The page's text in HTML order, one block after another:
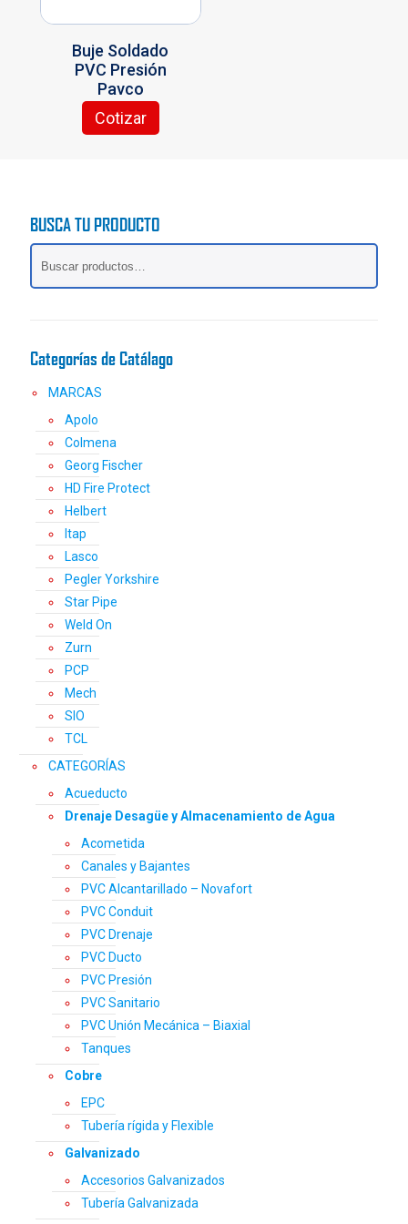
página
de
producto
Buje Soldado
PVC Presión
Pavco
Cotizar
Este
Las
opciones
página
producto
BUSCA TU PRODUCTO
Categorías de Catálago
MARCAS
Apolo
Colmena
Georg Fischer
HD Fire Protect
Helbert
Itap
Lasco
Pegler Yorkshire
Star Pipe
Weld On
Zurn
PCP
Mech
SIO
TCL
CATEGORÍAS
Acueducto
Drenaje Desagüe y Almacenamiento de Agua
Acometida
Canales y Bajantes
PVC Alcantarillado – Novafort
PVC Conduit
PVC Drenaje
PVC Ducto
PVC Presión
PVC Sanitario
PVC Unión Mecánica – Biaxial
Tanques
Cobre
EPC
Tubería rígida y Flexible
Galvanizado
Accesorios Galvanizados
Tubería Galvanizada